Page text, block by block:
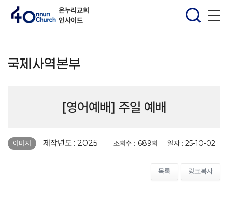
온누리교회
인사이드
국제사역본부
[영어예배] 주일 예배
이미지 제작년도 : 2025 조회수 : 689회 일자 : 25-10-02
목록 링크복사